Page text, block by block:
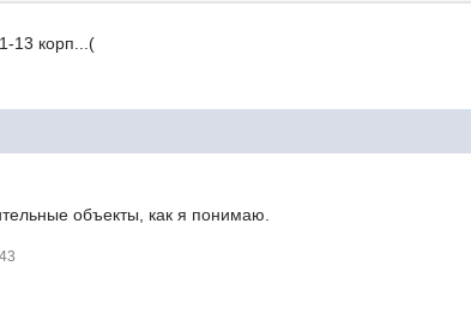
13 корп...(
объекты, как я понимаю.